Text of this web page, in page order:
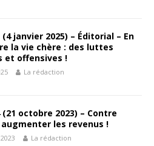
(4 janvier 2025) – Éditorial – En
la vie chère : des luttes
et offensives !
La rédaction
(21 octobre 2023) – Contre
les revenus !
La rédaction